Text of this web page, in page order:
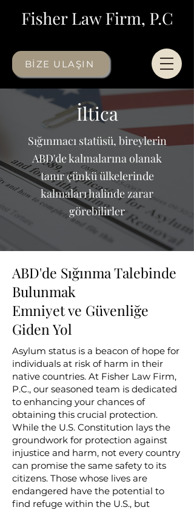
BİZE ULAŞIN
İltica
Sığınmacı statüsü, bireylerin
ABD'de kalmalarına olanak
tanır çünkü ülkelerinde
kalmaları halinde zarar
görebilirler
ABD'de Sığınma Talebinde
Bulunmak
Emniyet ve Güvenliğe
Giden Yol
Asylum status is a beacon of hope for
individuals at risk of harm in their
native countries. At Fisher Law Firm,
P.C., our seasoned team is dedicated
to enhancing your chances of
obtaining this crucial protection.
While the U.S. Constitution lays the
groundwork for protection against
injustice and harm, not every country
can promise the same safety to its
citizens. Those whose lives are
endangered have the potential to
find refuge within the U.S., but